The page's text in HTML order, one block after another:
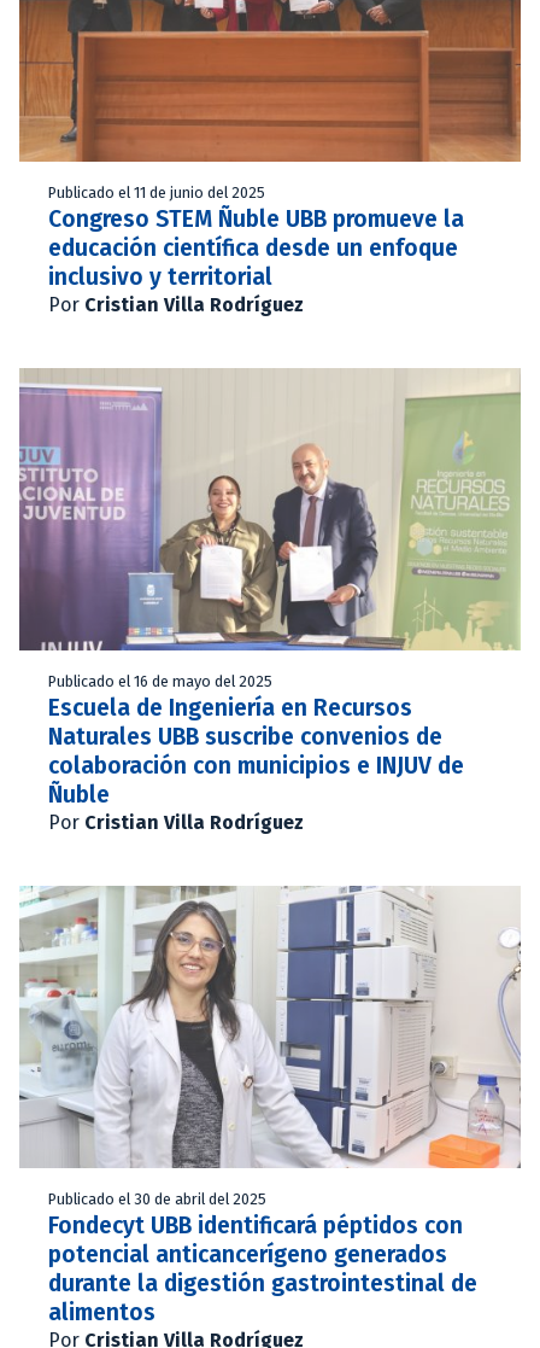
Publicado el 11 de junio del 2025
Congreso STEM Ñuble UBB promueve la
educación científica desde un enfoque
inclusivo y territorial
Por Cristian Villa Rodríguez
Publicado el 16 de mayo del 2025
Escuela de Ingeniería en Recursos
Naturales UBB suscribe convenios de
colaboración con municipios e INJUV de
Ñuble
Por Cristian Villa Rodríguez
Publicado el 30 de abril del 2025
Fondecyt UBB identificará péptidos con
potencial anticancerígeno generados
durante la digestión gastrointestinal de
alimentos
Por Cristian Villa Rodríguez